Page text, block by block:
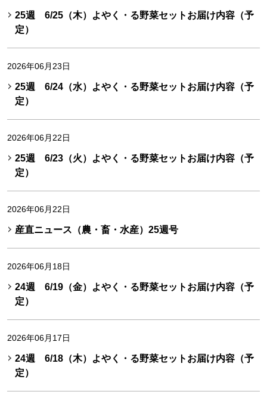
25週 6/25（木）よやく・る野菜セットお届け内容（予
定）
2026年06月23日
25週 6/24（水）よやく・る野菜セットお届け内容（予
定）
2026年06月22日
25週 6/23（火）よやく・る野菜セットお届け内容（予
定）
2026年06月22日
産直ニュース（農・畜・水産）25週号
2026年06月18日
24週 6/19（金）よやく・る野菜セットお届け内容（予
定）
2026年06月17日
24週 6/18（木）よやく・る野菜セットお届け内容（予
定）